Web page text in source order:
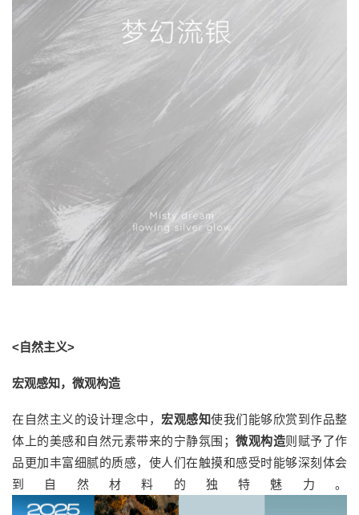
<自然主义>
宏观感知，微观构造
在自然主义的设计理念中， 宏观感知使我们能够欣赏到作品整
体上的美感和自然元素带来的宁静氛围； 微观构造则赋予了作
品更加丰富细腻的质感，使人们在触摸和感受时能够深刻体会
到自然材料的独特魅力。